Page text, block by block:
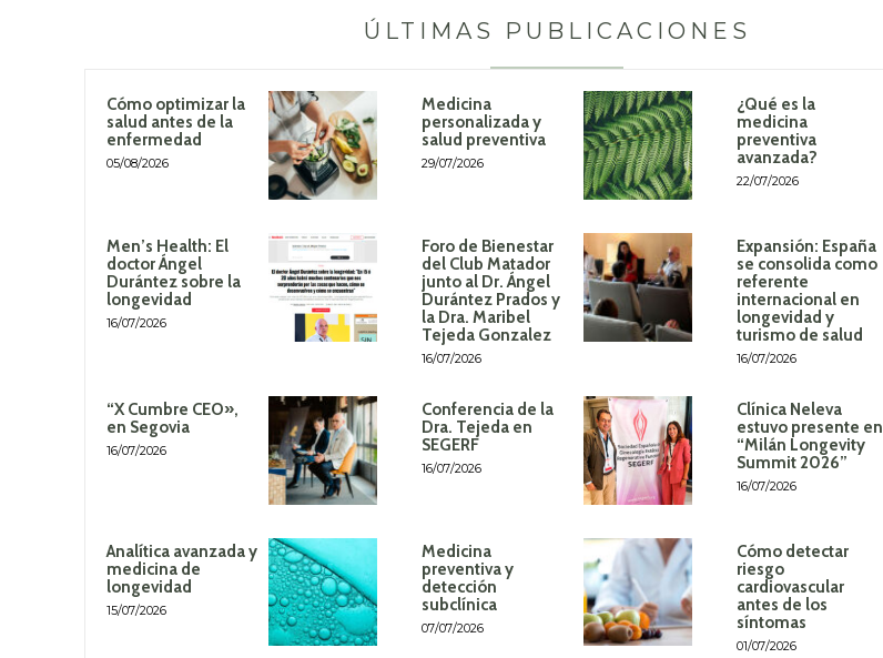
ÚLTIMAS PUBLICACIONES
Cómo optimizar la
salud antes de la
enfermedad
05/08/2026
Medicina
personalizada y
salud preventiva
29/07/2026
¿Qué es la
medicina
preventiva
avanzada?
22/07/2026
Men’s Health: El
doctor Ángel
Durántez sobre la
longevidad
16/07/2026
Foro de Bienestar
del Club Matador
junto al Dr. Ángel
Durántez Prados y
la Dra. Maribel
Tejeda Gonzalez
16/07/2026
Expansión: España
se consolida como
referente
internacional en
longevidad y
turismo de salud
16/07/2026
“X Cumbre CEO»,
en Segovia
16/07/2026
Conferencia de la
Dra. Tejeda en
SEGERF
16/07/2026
Clínica Neleva
estuvo presente en
“Milán Longevity
Summit 2026”
16/07/2026
Analítica avanzada y
medicina de
longevidad
15/07/2026
Medicina
preventiva y
detección
subclínica
07/07/2026
Cómo detectar
riesgo
cardiovascular
antes de los
síntomas
01/07/2026